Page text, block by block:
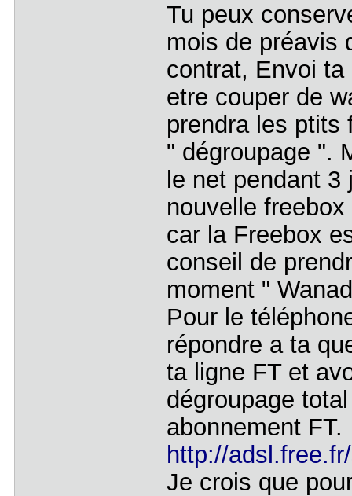
Tu peux
mois de préavis
contrat, Envoi
etre couper de
prendra les ptits
" dégroupage ".
le net pendant
nouvelle
car la Freebox
conseil de
moment "
Pour le
répondre a ta
ta ligne FT et
dégroupage
abonnement FT.
http://
Je crois que